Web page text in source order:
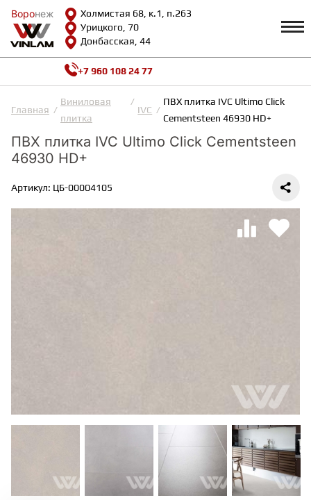
Воронеж
Холмистая 68, к.1, п.263
Урицкого, 70
Донбасская, 44
Воронеж
КАТАЛОГ Профиль
Возврат и гарантии
Сотрудничество
Видеообзоры
ВИНИЛОВАЯ ПЛИТКА
ЛАМИНАТ
МОДУЛЬНЫЕ ПВХ
+7 960 108 24 77
Главная
Виниловая
плитка
IVC
ПВХ плитка IVC Ultimo Сlick
Cementsteen 46930 HD+
ПВХ плитка IVC Ultimo Сlick Cementsteen
46930 HD+
Артикул: ЦБ-00004105